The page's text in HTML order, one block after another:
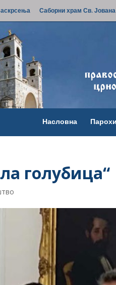
Саборни храм Св.
Насловна
голубица“